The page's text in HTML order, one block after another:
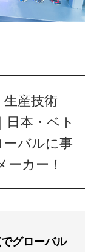
生産技術
日本・ベト
バルに事
ーカー！
グローバル